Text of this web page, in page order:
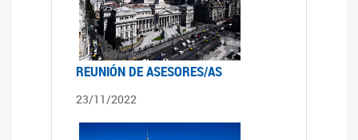
REUNIÓN DE ASESORES/AS
23/11/2022